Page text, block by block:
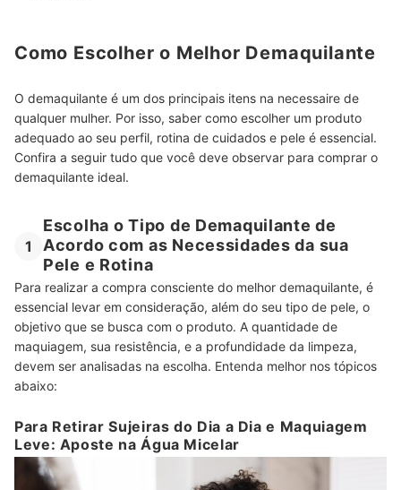
Como Escolher o Melhor Demaquilante
O demaquilante é um dos principais itens na necessaire de
qualquer mulher. Por isso, saber como escolher um produto
adequado ao seu perfil, rotina de cuidados e pele é essencial.
Confira a seguir tudo que você deve observar para comprar o
demaquilante ideal.
1
Escolha o Tipo de Demaquilante de
Acordo com as Necessidades da sua
Pele e Rotina
Para realizar a compra consciente do melhor demaquilante, é
essencial levar em consideração, além do seu tipo de pele, o
objetivo que se busca com o produto. A quantidade de
maquiagem, sua resistência, e a profundidade da limpeza,
devem ser analisadas na escolha. Entenda melhor nos tópicos
abaixo:
Para Retirar Sujeiras do Dia a Dia e Maquiagem
Leve: Aposte na Água Micelar